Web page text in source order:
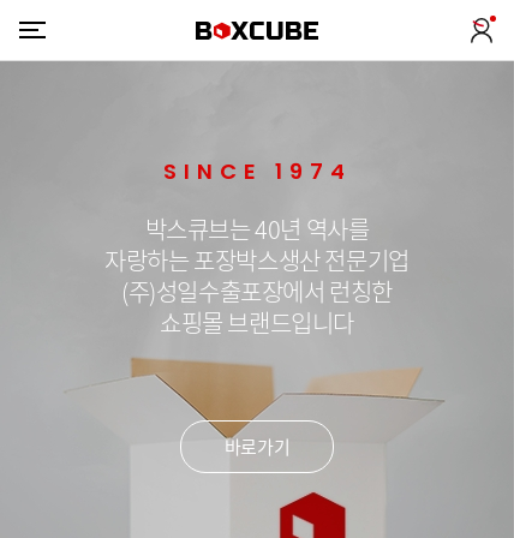
SINCE 1974
박스큐브는 40년 역사를
자랑하는 포장박스생산 전문기업
(주)성일수출포장에서 런칭한
쇼핑몰 브랜드입니다
바로가기